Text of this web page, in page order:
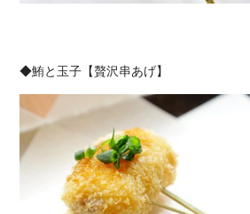
◆鮪と玉子【贅沢串あげ】